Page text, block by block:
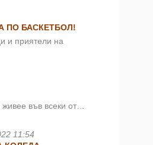
ПО БАСКЕТБОЛ!
и приятели на
във всеки от…
11:54